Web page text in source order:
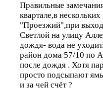
Правильные
квартале,в
"Проезжий",при
Светлой на улицу
дождя- вода не
район дома 57/10 по
после дождя . Хотя
просто подсыпают
и за чей счёт ?